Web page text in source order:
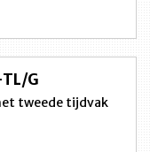
G
tweede tijdvak